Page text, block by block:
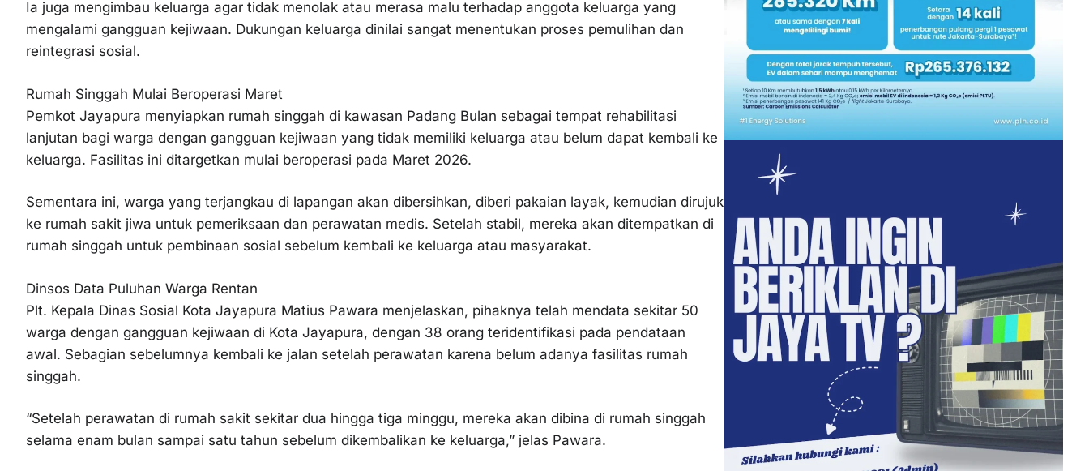
Ia juga mengimbau keluarga agar tidak menolak atau merasa malu terhadap anggota keluarga yang
mengalami gangguan kejiwaan. Dukungan keluarga dinilai sangat menentukan proses pemulihan dan
reintegrasi sosial.
Rumah Singgah Mulai Beroperasi Maret
Pemkot Jayapura menyiapkan rumah singgah di kawasan Padang Bulan sebagai tempat rehabilitasi
lanjutan bagi warga dengan gangguan kejiwaan yang tidak memiliki keluarga atau belum dapat kembali ke
keluarga. Fasilitas ini ditargetkan mulai beroperasi pada Maret 2026.
Sementara ini, warga yang terjangkau di lapangan akan dibersihkan, diberi pakaian layak, kemudian dirujuk
ke rumah sakit jiwa untuk pemeriksaan dan perawatan medis. Setelah stabil, mereka akan ditempatkan di
rumah singgah untuk pembinaan sosial sebelum kembali ke keluarga atau masyarakat.
Dinsos Data Puluhan Warga Rentan
Plt. Kepala Dinas Sosial Kota Jayapura Matius Pawara menjelaskan, pihaknya telah mendata sekitar 50
warga dengan gangguan kejiwaan di Kota Jayapura, dengan 38 orang teridentifikasi pada pendataan
awal. Sebagian sebelumnya kembali ke jalan setelah perawatan karena belum adanya fasilitas rumah
singgah.
“Setelah perawatan di rumah sakit sekitar dua hingga tiga minggu, mereka akan dibina di rumah singgah
selama enam bulan sampai satu tahun sebelum dikembalikan ke keluarga,” jelas Pawara.